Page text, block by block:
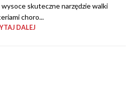
wysoce skuteczne narzędzie walki
choro...
DALEJ